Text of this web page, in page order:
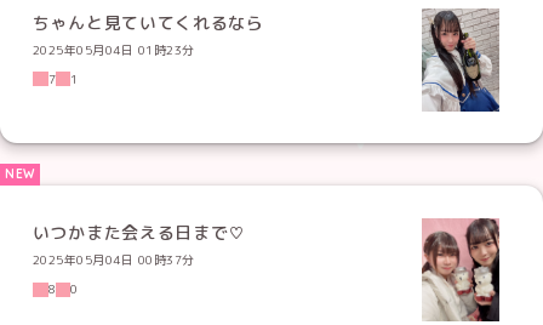
ちゃんと見ていてくれるなら
2025年05月04日 01時23分
7
1
いつかまた会える日まで♡
2025年05月04日 00時37分
8
0